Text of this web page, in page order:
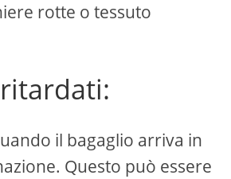
rotte o tessuto
il bagaglio arriva in
Questo può essere